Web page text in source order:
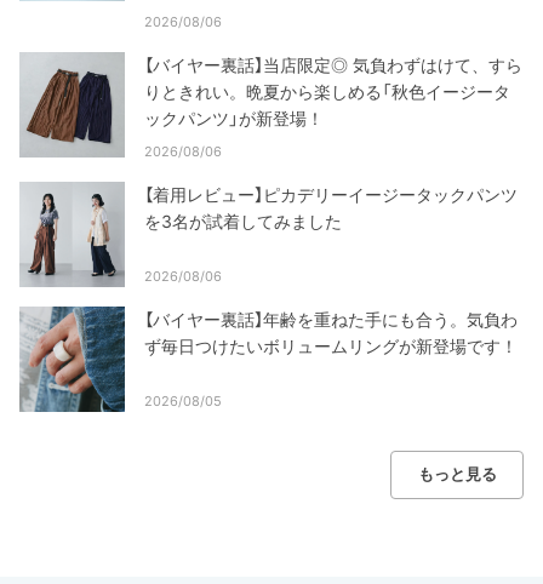
2026/08/06
【バイヤー裏話】当店限定◎ 気負わずはけて、すら
りときれい。晩夏から楽しめる「秋色イージータ
ックパンツ」が新登場！
2026/08/06
【着用レビュー】ピカデリーイージータックパンツ
を3名が試着してみました
2026/08/06
【バイヤー裏話】年齢を重ねた手にも合う。気負わ
ず毎日つけたいボリュームリングが新登場です！
2026/08/05
もっと見る